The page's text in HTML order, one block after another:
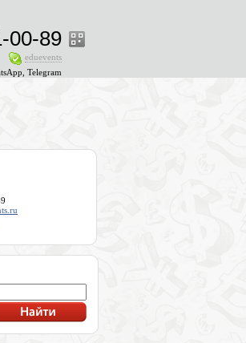
Telegram
eduevents
00-89